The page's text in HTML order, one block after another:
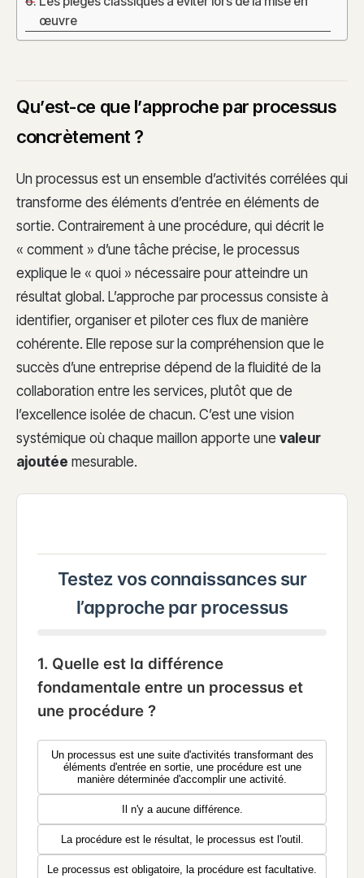
œuvre
Qu’est-ce que l’approche par processus
concrètement ?
Un processus est un ensemble d’activités corrélées qui
transforme des éléments d’entrée en éléments de
sortie. Contrairement à une procédure, qui décrit le
« comment » d’une tâche précise, le processus
explique le « quoi » nécessaire pour atteindre un
résultat global. L’approche par processus consiste à
identifier, organiser et piloter ces flux de manière
cohérente. Elle repose sur la compréhension que le
succès d’une entreprise dépend de la fluidité de la
collaboration entre les services, plutôt que de
l’excellence isolée de chacun. C’est une vision
systémique où chaque maillon apporte une valeur
ajoutée mesurable.
Testez vos connaissances sur
l’approche par processus
1. Quelle est la différence
fondamentale entre un processus et
une procédure ?
Un processus est une suite d'activités transformant des
éléments d'entrée en sortie, une procédure est une
manière déterminée d'accomplir une activité.
Il n'y a aucune différence.
La procédure est le résultat, le processus est l'outil.
Le processus est obligatoire, la procédure est facultative.